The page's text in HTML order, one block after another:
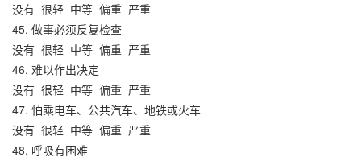
没有 很轻 中等 偏重 严重
45. 做事必须反复检查
没有 很轻 中等 偏重 严重
46. 难以作出决定
没有 很轻 中等 偏重 严重
47. 怕乘电车、公共汽车、地铁或火车
没有 很轻 中等 偏重 严重
48. 呼吸有困难